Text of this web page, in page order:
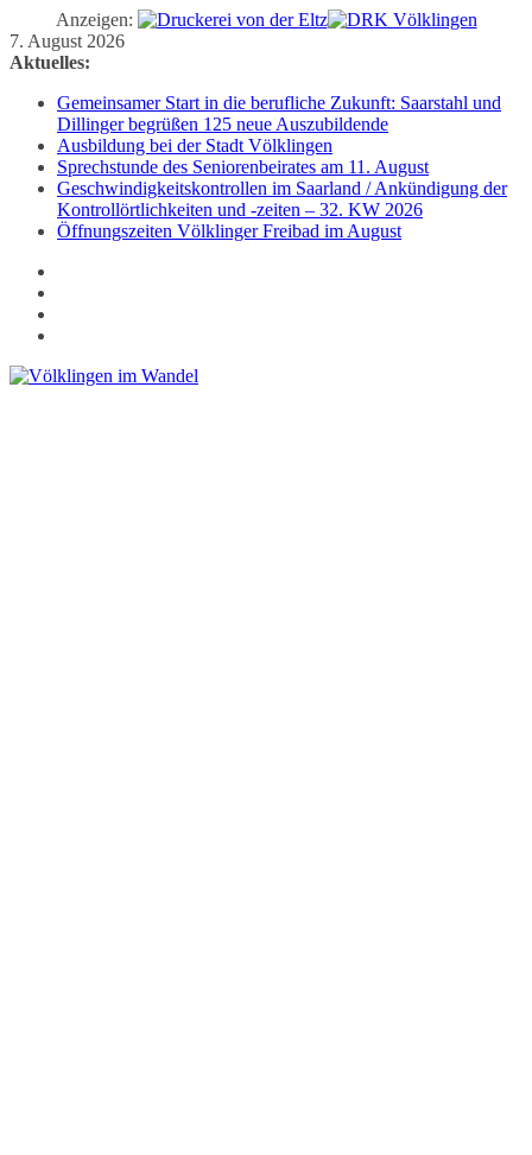
Anzeigen:
Zum
Inhalt
7. August 2026
Aktuelles:
Gemeinsamer Start in die berufliche Zukunft: Saarstahl und
Dillinger begrüßen 125 neue Auszubildende
Ausbildung bei der Stadt Völklingen
Sprechstunde des Seniorenbeirates am 11. August
Geschwindigkeitskontrollen im Saarland / Ankündigung der
Kontrollörtlichkeiten und -zeiten – 32. KW 2026
Öffnungszeiten Völklinger Freibad im August